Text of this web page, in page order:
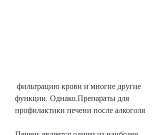
функции. Однако,Препараты для
профилактики печени после алкоголя